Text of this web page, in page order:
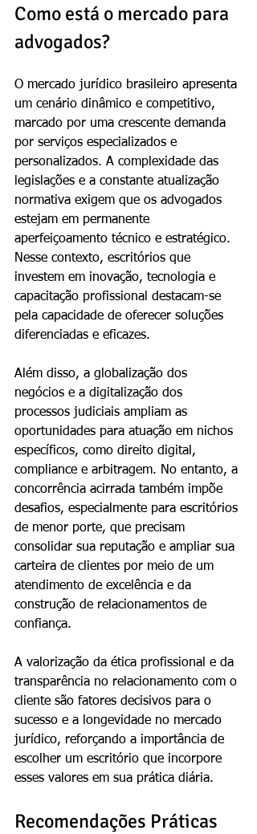
Como está o mercado para
advogados?
O mercado jurídico brasileiro apresenta
um cenário dinâmico e competitivo,
marcado por uma crescente demanda
por serviços especializados e
personalizados. A complexidade das
legislações e a constante atualização
normativa exigem que os advogados
estejam em permanente
aperfeiçoamento técnico e estratégico.
Nesse contexto, escritórios que
investem em inovação, tecnologia e
capacitação profissional destacam-se
pela capacidade de oferecer soluções
diferenciadas e eficazes.
Além disso, a globalização dos
negócios e a digitalização dos
processos judiciais ampliam as
oportunidades para atuação em nichos
específicos, como direito digital,
compliance e arbitragem. No entanto, a
concorrência acirrada também impõe
desafios, especialmente para escritórios
de menor porte, que precisam
consolidar sua reputação e ampliar sua
carteira de clientes por meio de um
atendimento de excelência e da
construção de relacionamentos de
confiança.
A valorização da ética profissional e da
transparência no relacionamento com o
cliente são fatores decisivos para o
sucesso e a longevidade no mercado
jurídico, reforçando a importância de
escolher um escritório que incorpore
esses valores em sua prática diária.
Recomendações Práticas